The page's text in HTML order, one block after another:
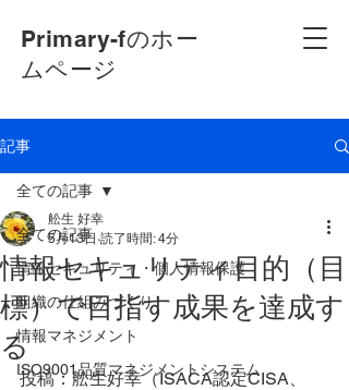
Primary-fのホー
ムページ
記事
全ての記事
情報セキュリティ・個人情報保護
組織の仕組みづくり
情報マネジメント
ISO9001品質マネジメントシステム
全ての記事
情報セキュリティ目的（目
標）で目指す成果を達成す
る
舩生 好幸
5月13日 読了時間: 4分
投稿：舩生好幸（ISACA認定CISA、